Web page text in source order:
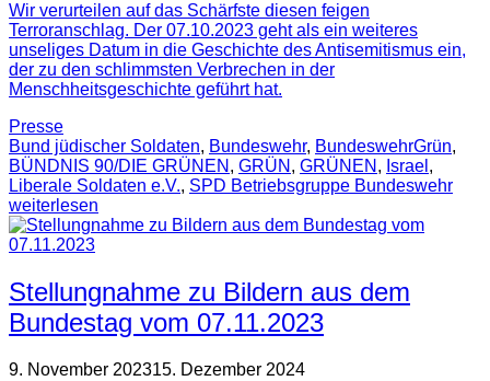
Wir verurteilen auf das Schärfste diesen feigen
Terroranschlag. Der 07.10.2023 geht als ein weiteres
unseliges Datum in die Geschichte des Antisemitismus ein,
der zu den schlimmsten Verbrechen in der
Menschheitsgeschichte geführt hat.
Presse
Bund jüdischer Soldaten, Bundeswehr, BundeswehrGrün,
BÜNDNIS 90/DIE GRÜNEN , GRÜN , GRÜNEN , Israel ,
Liberale Soldaten e.V., SPD Betriebsgruppe Bundeswehr
weiterlesen
Stellungnahme zu Bildern aus dem
Bundestag vom 07.11.2023
9. November 202315. Dezember 2024